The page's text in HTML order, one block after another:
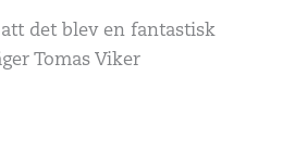
det blev en fantastisk
Tomas Viker